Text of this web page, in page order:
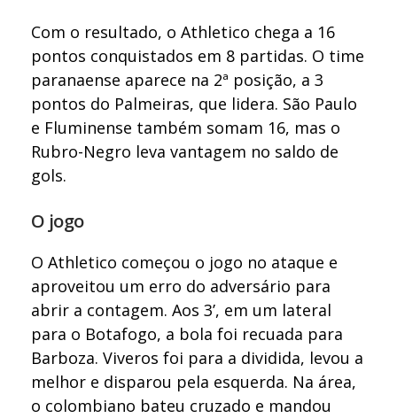
Com o resultado, o Athletico chega a 16
pontos conquistados em 8 partidas. O time
paranaense aparece na 2ª posição, a 3
pontos do Palmeiras, que lidera. São Paulo
e Fluminense também somam 16, mas o
Rubro-Negro leva vantagem no saldo de
gols.
O jogo
O Athletico começou o jogo no ataque e
aproveitou um erro do adversário para
abrir a contagem. Aos 3’, em um lateral
para o Botafogo, a bola foi recuada para
Barboza. Viveros foi para a dividida, levou a
melhor e disparou pela esquerda. Na área,
o colombiano bateu cruzado e mandou